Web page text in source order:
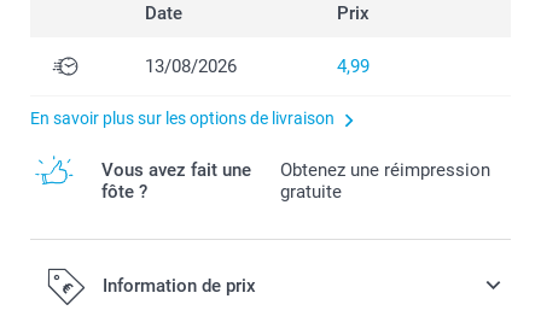
Date Prix
13/08/2026 4,99
En savoir plus sur les options de livraison
Vous avez fait une
fôte ?
Obtenez une réimpression
gratuite
Information de prix